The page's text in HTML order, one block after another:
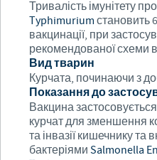
Тривалість імунітету
Typhimurium становить
вакцинації, при
рекомендованої схеми
Вид тварин
Курчата, починаючи з
Показання до
Вакцина застосовується
курчат для зменшення
та інвазії кишечнику та
бактеріями Salmonella